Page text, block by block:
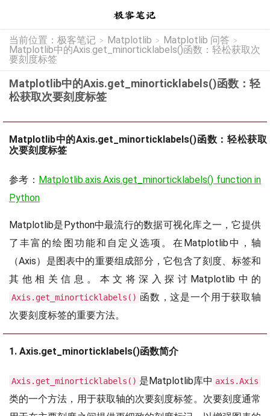
当前位置： 极客笔记 > Matplotlib > Matplotlib 问答 >
Matplotlib中的Axis.get_minorticklabels()函数：轻松获取次
要刻度标签
Matplotlib中的Axis.get_minorticklabels()函数：轻
松获取次要刻度标签
Matplotlib中的Axis.get_minorticklabels()函数：轻松获取
次要刻度标签
参考： Matplotlib.axis.Axis.get_minorticklabels() function in
Python
Matplotlib是Python中最流行的数据可视化库之一，它提供
了丰富的绘图功能和自定义选项。在Matplotlib中，轴
（Axis）是图表中的重要组成部分，它包含了刻度、标签和
其他相关信息。本文将深入探讨Matplotlib中的
Axis.get_minorticklabels() 函数，这是一个用于获取轴
次要刻度标签的重要方法。
1. Axis.get_minorticklabels()函数简介
Axis.get_minorticklabels() 是Matplotlib库中 axis.Axis
类的一个方法，用于获取轴的次要刻度标签。次要刻度通常